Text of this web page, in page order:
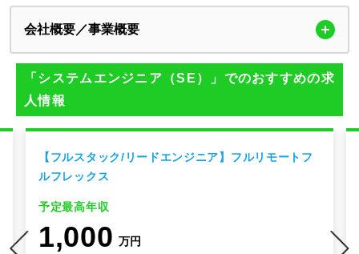
会社概要／事業概要
「システムエンジニア（SE）」でのおすすめの求
人情報
【フルスタック/リードエンジニア】フルリモートフ
ルフレックス
予定最高年収
1,000 万円